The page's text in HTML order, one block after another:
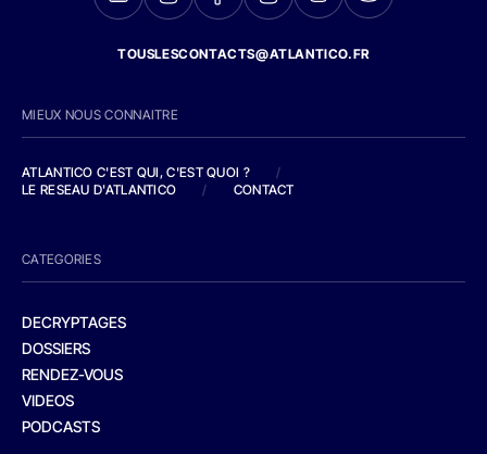
TOUSLESCONTACTS@ATLANTICO.FR
MIEUX NOUS CONNAITRE
ATLANTICO C'EST QUI, C'EST QUOI ?
/
LE RESEAU D'ATLANTICO
/ CONTACT
CATEGORIES
DECRYPTAGES
DOSSIERS
RENDEZ-VOUS
VIDEOS
PODCASTS